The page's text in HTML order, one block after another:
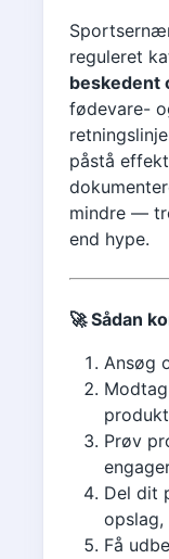
reguleret
beskedent
fødevare-
påstå
mindre —
end hype.
🚀 Sådan
Ansøg
Prøv
Del dit
opslag,
Få